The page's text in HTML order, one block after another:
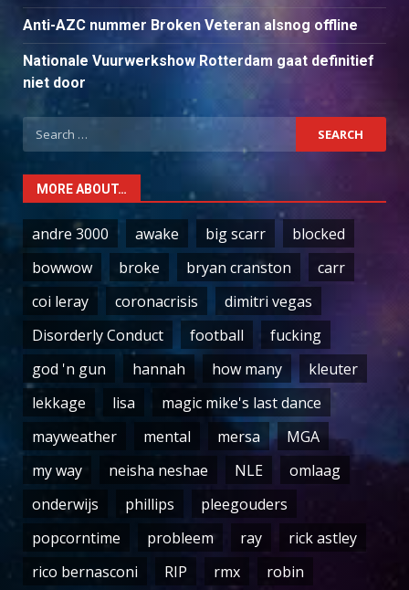
Anti-AZC nummer Broken Veteran alsnog offline
Nationale Vuurwerkshow Rotterdam gaat definitief
niet door
Search
for:
MORE ABOUT…
andre 3000 awake big scarr
blocked
bowwow
broke bryan cranston
carr
coi leray
coronacrisis
dimitri vegas
Disorderly Conduct
football
fucking
god 'n gun
hannah how many
kleuter
lekkage
lisa
magic mike's last dance
mayweather
mental mersa
MGA
my way
neisha neshae NLE
omlaag
onderwijs
phillips
pleegouders
popcorntime
probleem ray
rick astley
rico bernasconi
RIP rmx robin